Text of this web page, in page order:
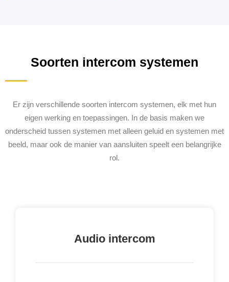
Soorten intercom systemen
Er zijn verschillende soorten intercom systemen, elk met hun
eigen werking en toepassingen. In de basis maken we
onderscheid tussen systemen met alleen geluid en systemen met
beeld, maar ook de manier van aansluiten speelt een belangrijke
rol.
Audio intercom